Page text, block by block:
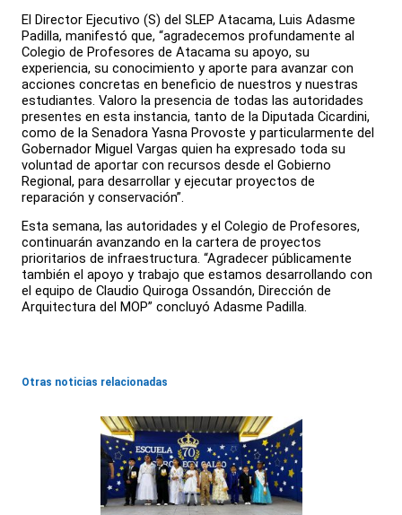
El Director Ejecutivo (S) del SLEP Atacama, Luis Adasme
Padilla, manifestó que, “agradecemos profundamente al
Colegio de Profesores de Atacama su apoyo, su
experiencia, su conocimiento y aporte para avanzar con
acciones concretas en beneficio de nuestros y nuestras
estudiantes. Valoro la presencia de todas las autoridades
presentes en esta instancia, tanto de la Diputada Cicardini,
como de la Senadora Yasna Provoste y particularmente del
Gobernador Miguel Vargas quien ha expresado toda su
voluntad de aportar con recursos desde el Gobierno
Regional, para desarrollar y ejecutar proyectos de
reparación y conservación”.
Esta semana, las autoridades y el Colegio de Profesores,
continuarán avanzando en la cartera de proyectos
prioritarios de infraestructura. “Agradecer públicamente
también el apoyo y trabajo que estamos desarrollando con
el equipo de Claudio Quiroga Ossandón, Dirección de
Arquitectura del MOP” concluyó Adasme Padilla.
Otras noticias relacionadas